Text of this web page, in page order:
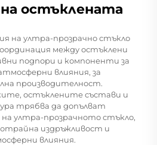
остъклената
на ултра-прозрачно стъкло
между остъклени
подпори и компоненти за
влияния, за
производителност.
остъклените състави и
трябва да допълват
ултра-прозрачното стъкло,
издръжливост и
влияния.